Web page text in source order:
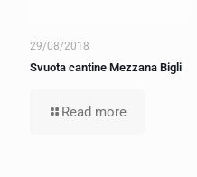
29/08/2018
Svuota cantine Mezzana Bigli
Read more